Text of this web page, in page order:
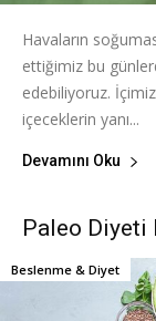
Havaların
ettiğimiz bu
edebiliyoruz.
içeceklerin yanı...
Devamını Oku
Paleo Diyeti
Beslenme & Diyet